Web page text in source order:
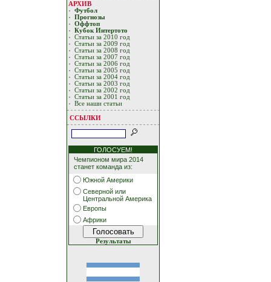
АРХИВ
Футбол
Прогнозы
Оффтоп
Кубoк Интертoтo
Статьи за 2010 год
Статьи за 2009 год
Статьи за 2008 год
Статьи за 2007 год
Статьи за 2006 год
Статьи за 2005 год
Статьи за 2004 год
Статьи за 2003 год
Статьи за 2002 год
Статьи за 2001 год
Все наши статьи
ССЫЛКИ
ГОЛОСУЕМ!
Чемпионом мира 2014
станет команда из:
Южной Америки
Северной или
Центральной Америка
Европы
Африки
Результаты